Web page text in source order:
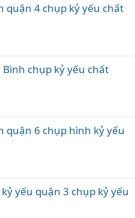
quận 4 chụp kỷ yếu chất
chụp kỷ yếu chất
quận 6 chụp hình kỷ yếu
yếu quận 3 chụp kỷ yếu